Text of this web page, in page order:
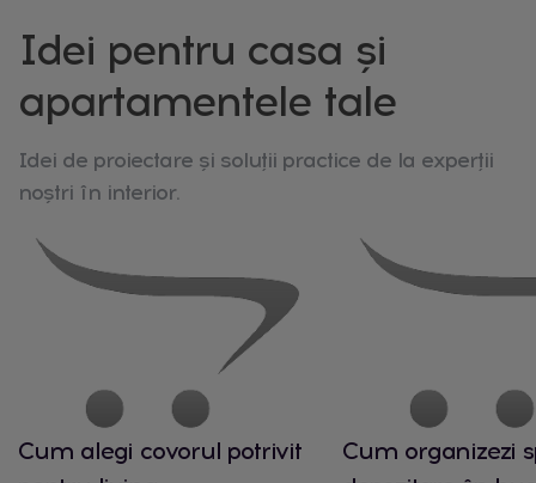
Idei pentru casa și
apartamentele tale
Idei de proiectare și soluții practice de la experții
noștri în interior.
Cum alegi covorul potrivit
Cum organizezi